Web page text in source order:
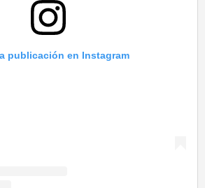
publicación en Instagram